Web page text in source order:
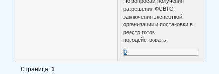
разрешения ФСВТС,
заключения экспертной
организации и постановки в
реестр готов
посодействовать.
0
Страница:1